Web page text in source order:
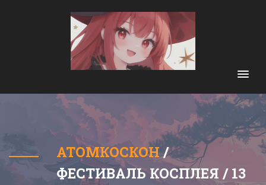
АТОМКОСКОН/
ФЕСТИВАЛЬ КОСПЛЕЯ / 13